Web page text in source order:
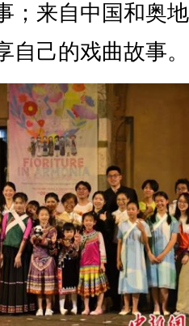
；来自中国和奥
自己的戏曲故事。